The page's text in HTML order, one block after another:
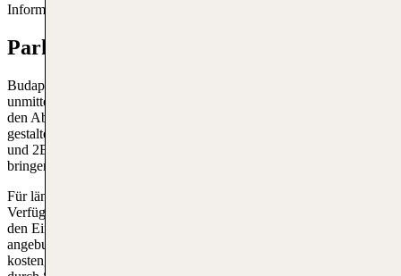
Informationen zu den
Parken am Flughafen Budapest
Budapest Liszt Ferenc verfügt über mehrere Parkplätze, die sich in
unmittelbarer Nähe zu den Eingängen befinden, um den Zugang zu
den Abflug- und Ankunftsbereichen so bequem wie möglich zu
gestalten. Es gibt Kurzzeitparkplätze direkt vor den Terminals 2A
und 2B, die ideal für diejenigen sind, die jemanden abholen oder
bringen möchten.
Für längere Aufenthalte stehen mehrere Langzeitparkplätze zur
Verfügung. Diese Parkplätze befinden sich etwas weiter entfernt von
den Eingängen, sind jedoch durch regelmäßige Shuttlebusse gut
angebunden. Zudem gibt es spezielle Economy-Parkplätze, die eine
kostengünstigere Alternative für Langzeitparker bieten und ebenfalls